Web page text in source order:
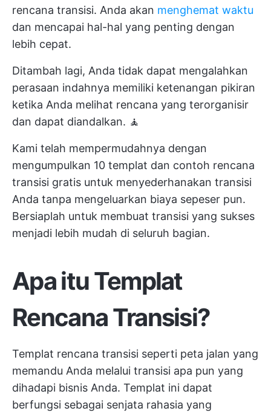
rencana transisi. Anda akan menghemat waktu
dan mencapai hal-hal yang penting dengan
lebih cepat.
Ditambah lagi, Anda tidak dapat mengalahkan
perasaan indahnya memiliki ketenangan pikiran
ketika Anda melihat rencana yang terorganisir
dan dapat diandalkan. 🧘
Kami telah mempermudahnya dengan
mengumpulkan 10 templat dan contoh rencana
transisi gratis untuk menyederhanakan transisi
Anda tanpa mengeluarkan biaya sepeser pun.
Bersiaplah untuk membuat transisi yang sukses
menjadi lebih mudah di seluruh bagian.
Apa itu Templat
Rencana Transisi?
Templat rencana transisi seperti peta jalan yang
memandu Anda melalui transisi apa pun yang
dihadapi bisnis Anda. Templat ini dapat
berfungsi sebagai senjata rahasia yang